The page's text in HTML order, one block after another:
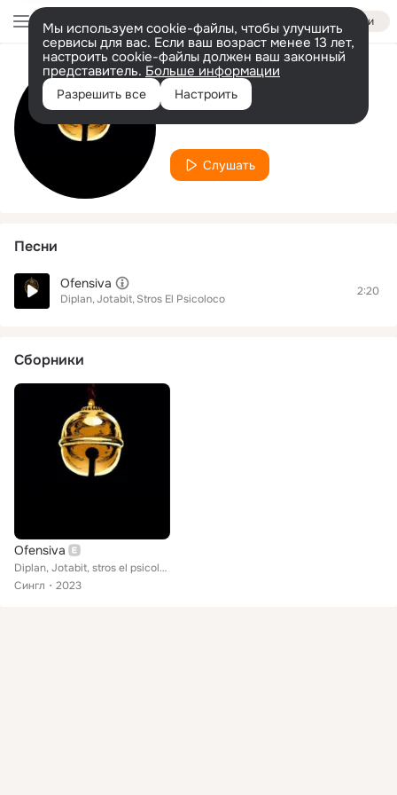
Войти
Мы используем cookie-файлы, чтобы улучшить
сервисы для вас. Если ваш возраст менее 13 лет,
настроить cookie-файлы должен ваш законный
представитель. Больше информации
Разрешить все Настроить
Исполнитель
Stros El Psicoloco
Слушать
Песни
Ofensiva
Diplan Jotabit Stros El Psicoloco
2:20
Сборники
Ofensiva
Diplan, Jotabit, stros el psicoloco
Сингл
2023